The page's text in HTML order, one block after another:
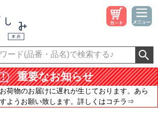
重要なお知らせ
荷物のお届けに遅れが生じております。あら
ようお願い致します。詳しくはコチラ⇒